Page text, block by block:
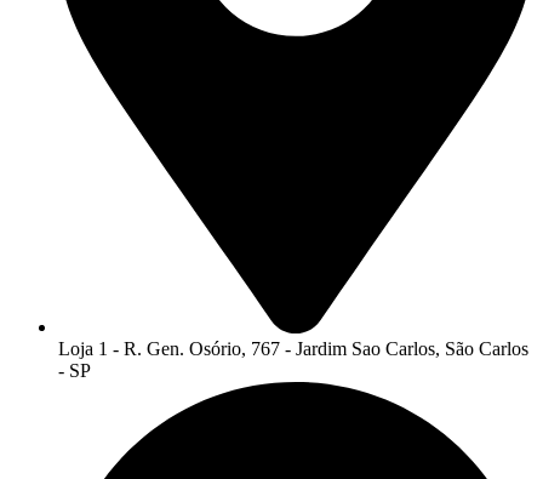
Loja 1 - R. Gen. Osório, 767 - Jardim Sao Carlos, São Carlos
- SP